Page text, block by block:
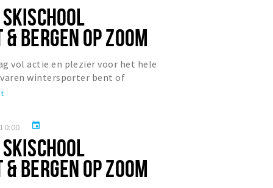
& BERGEN OP ZOOM
vol actie en plezier voor het hele
wintersporter bent of
naar deze actieve...
event
& BERGEN OP ZOOM